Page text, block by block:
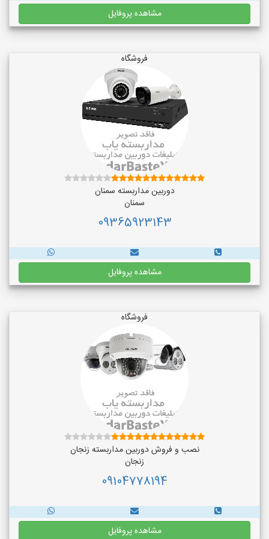
مشاهده پروفایل
فروشگاه
دوربین مداربسته سمنان
سمنان
09365923143
مشاهده پروفایل
فروشگاه
نصب و فروش دوربین مداربسته زنجان
زنجان
09104778194
مشاهده پروفایل